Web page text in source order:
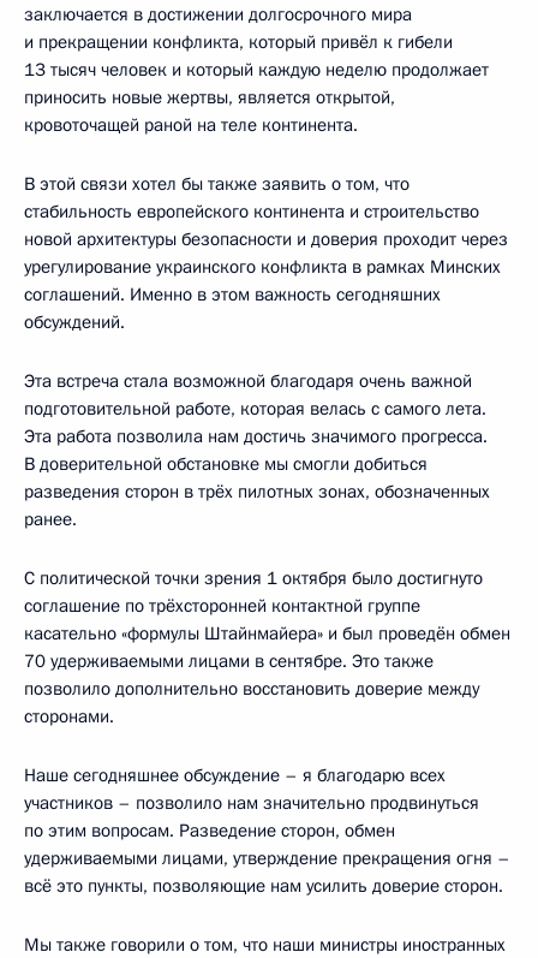
заключается в достижении долгосрочного мира
и прекращении конфликта, который привёл к гибели
13 тысяч человек и который каждую неделю продолжает
приносить новые жертвы, является открытой,
кровоточащей раной на теле континента.
В этой связи хотел бы также заявить о том, что
стабильность европейского континента и строительство
новой архитектуры безопасности и доверия проходит через
урегулирование украинского конфликта в рамках Минских
соглашений. Именно в этом важность сегодняшних
обсуждений.
Эта встреча стала возможной благодаря очень важной
подготовительной работе, которая велась с самого лета.
Эта работа позволила нам достичь значимого прогресса.
В доверительной обстановке мы смогли добиться
разведения сторон в трёх пилотных зонах, обозначенных
ранее.
С политической точки зрения 1 октября было достигнуто
соглашение по трёхсторонней контактной группе
касательно «формулы Штайнмайера» и был проведён обмен
70 удерживаемыми лицами в сентябре. Это также
позволило дополнительно восстановить доверие между
сторонами.
Наше сегодняшнее обсуждение – я благодарю всех
участников – позволило нам значительно продвинуться
по этим вопросам. Разведение сторон, обмен
удерживаемыми лицами, утверждение прекращения огня –
всё это пункты, позволяющие нам усилить доверие сторон.
Мы также говорили о том, что наши министры иностранных